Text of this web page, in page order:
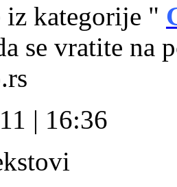
iz kategorije "
se vratite na
| 16:36